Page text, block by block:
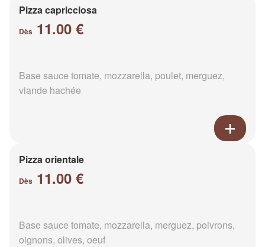
Pizza capricciosa
Dès 11.00 €
Base sauce tomate, mozzarella, poulet, merguez,
viande hachée
Pizza orientale
Dès 11.00 €
Base sauce tomate, mozzarella, merguez, poivrons,
oignons, olives, oeuf